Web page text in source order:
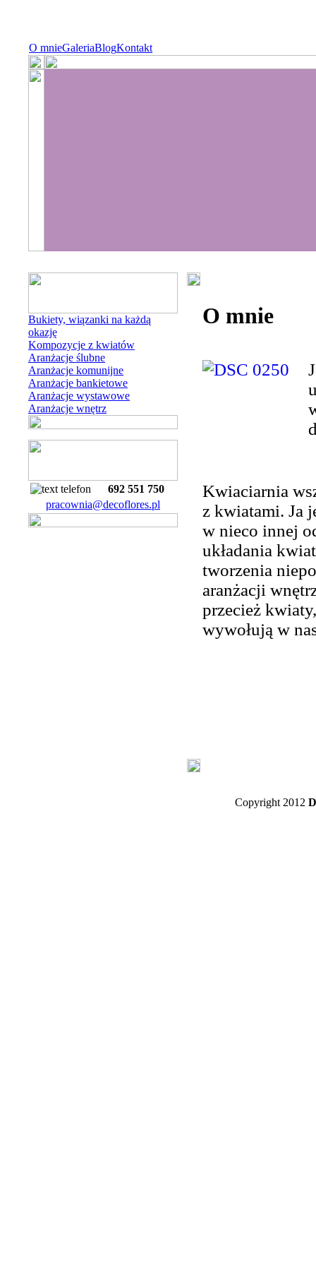
O mnieGaleriaBlogKontakt
Bukiety, wiązanki na każdą
okazję
Kompozycje z kwiatów
Aranżacje ślubne
Aranżacje komunijne
Aranżacje bankietowe
Aranżacje wystawowe
Aranżacje wnętrz
692 551 750
pracownia@decoflores.pl
O mnie
Kwiaciarnia
z kwiatami. Ja
w nieco innej
układania
tworzenia
aranżacji
przecież
wywołują w
Copyright 2012